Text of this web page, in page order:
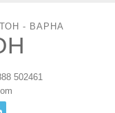
- ВАРНА
502461